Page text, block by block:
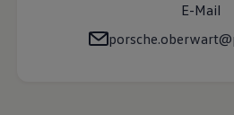
E-Mail